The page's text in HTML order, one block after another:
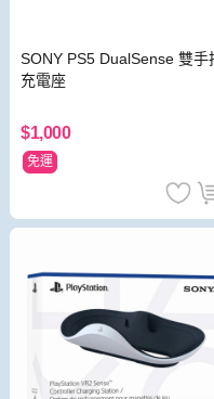
SONY PS5 DualSense 雙手
充電座
$1,000
免運